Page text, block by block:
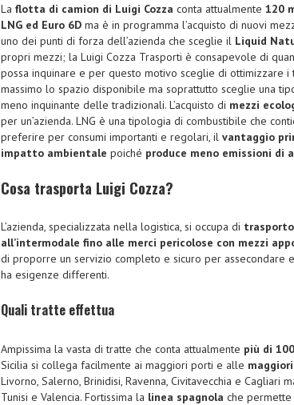
La flotta di camion di Luigi Cozza conta attualmente 120
LNG ed Euro 6D ma è in programma l’acquisto di nuovi
uno dei punti di forza dell’azienda che sceglie il Liquid
propri mezzi; la Luigi Cozza Trasporti è consapevole di
possa inquinare e per questo motivo sceglie di ottimizzare
massimo lo spazio disponibile ma soprattutto sceglie una
meno inquinante delle tradizionali. L’acquisto di mezzi
per un’azienda. LNG è una tipologia di combustibile che
preferire per consumi importanti e regolari, il vantaggio
impatto ambientale poiché produce meno emissioni di
Cosa trasporta Luigi Cozza?
L’azienda, specializzata nella logistica, si occupa di
all’intermodale fino alle merci pericolose con mezzi
di proporre un servizio completo e sicuro per assecondare
ha esigenze differenti.
Quali tratte effettua
Ampissima la vasta di tratte che conta attualmente più di
Sicilia si collega facilmente ai maggiori porti e alle
Livorno, Salerno, Brinidisi, Ravenna, Civitavecchia e Cagliari
Tunisi e Valencia. Fortissima la linea spagnola che